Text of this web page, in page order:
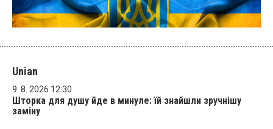
Unian
9. 8. 2026 12:30
Шторка для душу йде в минуле: їй знайшли зручнішу
заміну